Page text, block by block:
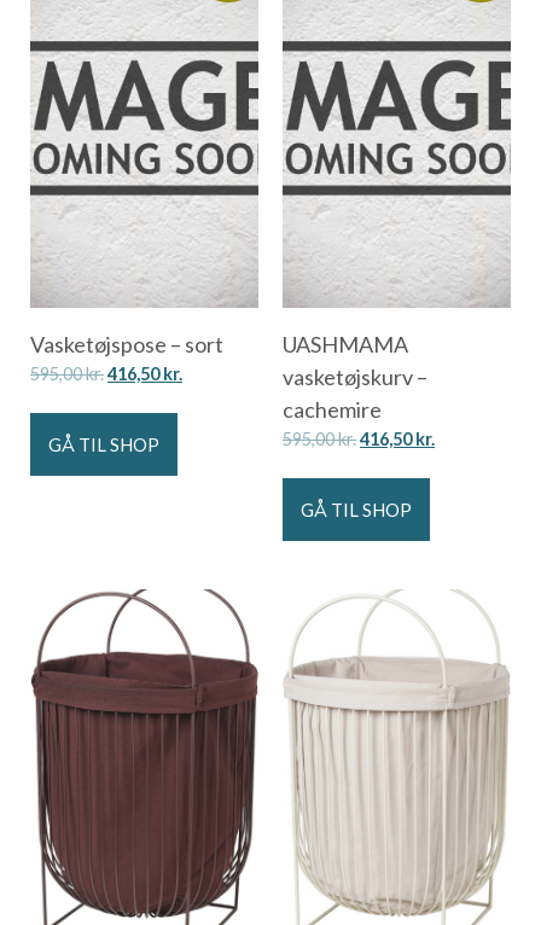
Vasketøjspose – sort
595,00kr.416,50kr.
GÅ TIL SHOP
UASHMAMA
vasketøjskurv –
cachemire
595,00kr.416,50kr.
GÅ TIL SHOP